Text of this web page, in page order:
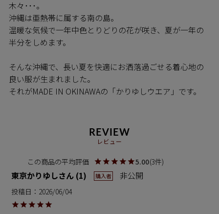
木々･･･。
沖縄は亜熱帯に属する南の島。
温暖な気候で一年中色とりどりの花が咲き、夏が一年の
半分をしめます。
そんな沖縄で、長い夏を快適にお洒落過ごせる着心地の
良い服が生まれました。
それがMADE IN OKINAWAの「かりゆしウエア」です。
REVIEW
レビュー
5.00 3
東京かりゆし 1 購入者 非公開
投稿日 2026/06/04